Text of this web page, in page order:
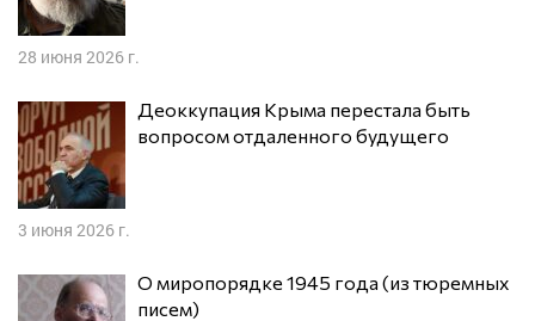
28 июня 2026 г.
Деоккупация Крыма перестала быть
вопросом отдаленного будущего
3 июня 2026 г.
О миропорядке 1945 года (из тюремных
писем)